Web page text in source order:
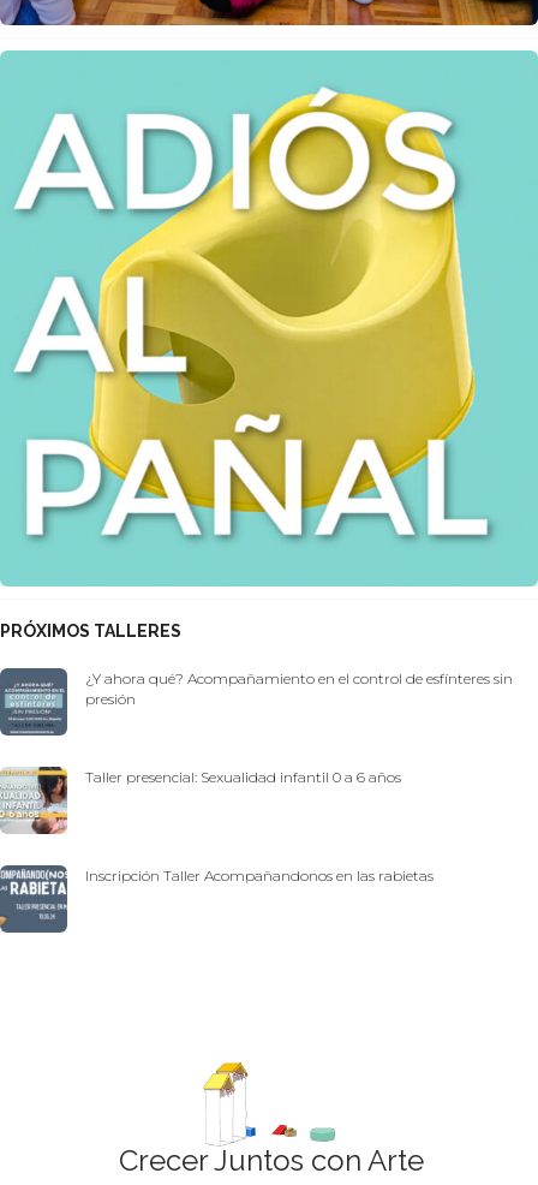
PRÓXIMOS TALLERES
¿Y ahora qué? Acompañamiento en el control de esfínteres sin
presión
Taller presencial: Sexualidad infantil 0 a 6 años
Inscripción Taller Acompañandonos en las rabietas
Crecer Juntos con Arte